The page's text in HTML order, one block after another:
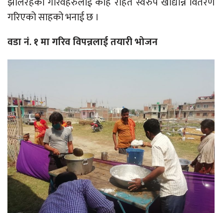
गरिएको साहको भनाई छ ।
वडा नं. १ मा गरिव विपन्नलाई तयारी भोजन